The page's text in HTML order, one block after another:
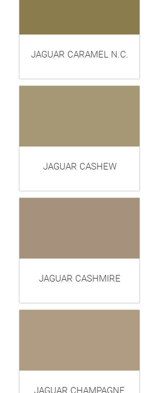
JAGUAR CARAMEL N.C.
JAGUAR CASHEW
JAGUAR CASHMIRE
JAGUAR CHAMPAGNE